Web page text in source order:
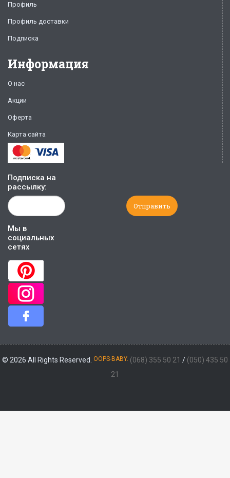
Профиль
Профиль доставки
Подписка
Информация
О нас
Акции
Оферта
Карта сайта
Подписка на
рассылку:
Мы в
социальных
сетях
© 2026 All Rights Reserved. OOPS-BABY. (068) 355 50 21 / (050) 435 50
21